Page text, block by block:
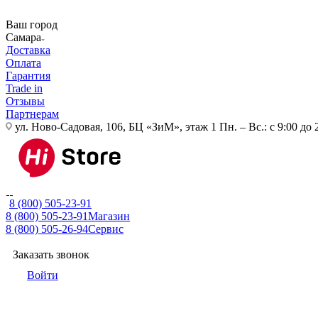
Ваш город
Самара
Доставка
Оплата
Гарантия
Trade in
Отзывы
Партнерам
ул. Ново-Садовая, 106, БЦ «ЗиМ», этаж 1 Пн. – Вс.: с 9:00 до
8 (800) 505-23-91
8 (800) 505-23-91Магазин
8 (800) 505-26-94Сервис
Заказать звонок
Войти